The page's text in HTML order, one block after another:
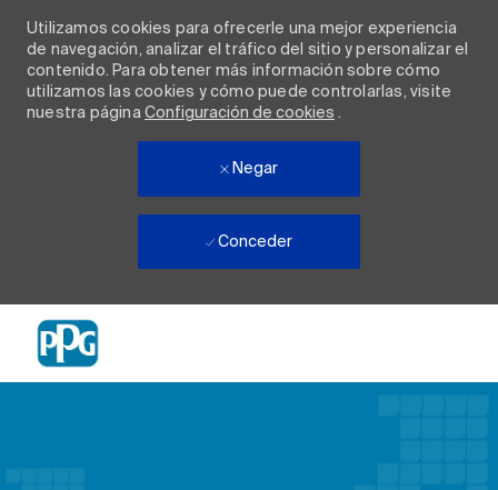
Utilizamos cookies para ofrecerle una mejor experiencia
de navegación, analizar el tráfico del sitio y personalizar el
contenido. Para obtener más información sobre cómo
utilizamos las cookies y cómo puede controlarlas, visite
nuestra página Configuración de cookies .
Negar
Conceder